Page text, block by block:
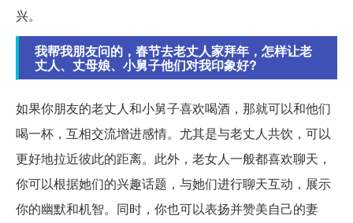
兴。
我帮我朋友问的，春节去老丈人家拜年，怎样让老
丈人、丈母娘、小舅子他们对我印象好?
如果你朋友的老丈人和小舅子喜欢喝酒，那就可以和他们
喝一杯，互相交流增进感情。尤其是与老丈人共饮，可以
更好地拉近彼此的距离。此外，老女人一般都喜欢聊天，
你可以根据她们的兴趣话题，与她们进行聊天互动，展示
你的幽默和机智。同时，你也可以表扬并赞美自己的妻